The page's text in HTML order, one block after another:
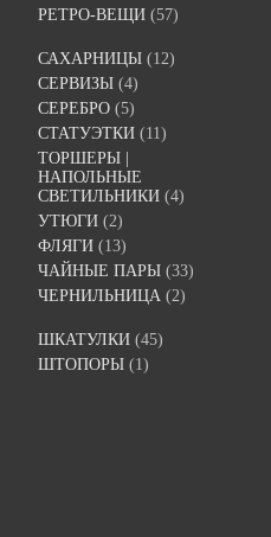
РЕТРО-ВЕЩИ (57)
САХАРНИЦЫ (12)
СЕРВИЗЫ (4)
СЕРЕБРО (5)
СТАТУЭТКИ (11)
ТОРШЕРЫ |
НАПОЛЬНЫЕ
СВЕТИЛЬНИКИ (4)
УТЮГИ (2)
ФЛЯГИ (13)
ЧАЙНЫЕ ПАРЫ (33)
ЧЕРНИЛЬНИЦА (2)
ШКАТУЛКИ (45)
ШТОПОРЫ (1)